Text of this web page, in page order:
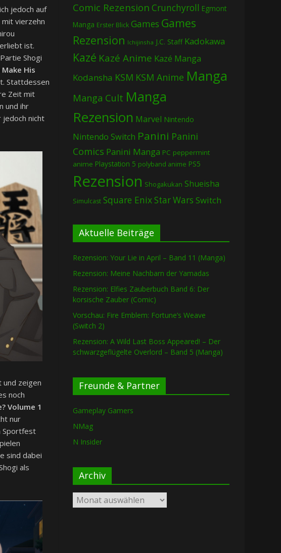
jedoch auf
vierzehn
ist.
Shogi
His
Stattdessen
Zeit mit
und ihr
jedoch nicht
und zeigen
noch
Volume 1
nur
Sportfest
sind dabei
als
Comic Rezension Crunchyroll Egmont
Manga Erster Blick Games Games
Rezension Ichijinsha J.C. Staff Kadokawa
Kazé Kazé Anime Kazé Manga
Kodansha KSM KSM Anime Manga
Manga Cult Manga
Rezension Marvel Nintendo
Nintendo Switch Panini Panini
Comics Panini Manga PC peppermint
anime Playstation 5 polyband anime PS5
Rezension Shogakukan Shueisha
Simulcast Square EnixStar Wars Switch
Aktuelle Beiträge
Rezension: Your Lie in April – Band 11 (Manga)
Rezension: Meine Nachbarn der Yamadas
Rezension: Elfies Zauberbuch Band 6: Der
korsische Zauber (Comic)
Vorschau: Fire Emblem: Fortune’s Weave
(Switch 2)
Rezension: A Wild Last Boss Appeared! – Der
schwarzgeflügelte Overlord – Band 5 (Manga)
Freunde & Partner
Gameplay Gamers
NMag
N Insider
Archiv
Archiv